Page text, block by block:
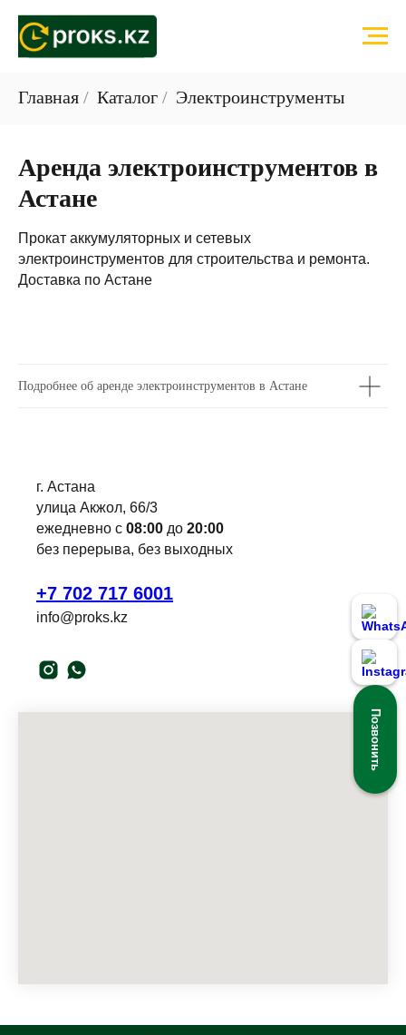
Позвонить
Главная / Каталог / Электроинструменты
Аренда электроинструментов в
Астане
Прокат аккумуляторных и сетевых
электроинструментов для строительства и ремонта.
Доставка по Астане
Подробнее об аренде электроинструментов в Астане
г. Астана
улица Акжол, 66/3
ежедневно с 08:00 до 20:00
без перерыва, без выходных
+7 702 717 6001
info@proks.kz